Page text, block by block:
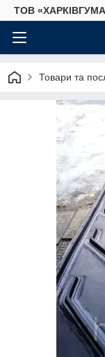
ТОВ
Товари та